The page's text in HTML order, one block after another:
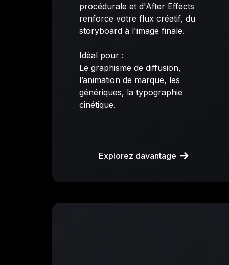
procédurale et d'After Effects
renforce votre flux créatif, du
storyboard à l'image finale.
Idéal pour :
Le graphisme de diffusion,
l’animation de marque, les
génériques, la typographie
cinétique.
Explorez davantage